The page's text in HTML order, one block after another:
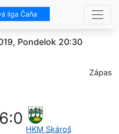
liga Čaňa
Pondelok 20:30
Zápas
6:0
HKM Skároš